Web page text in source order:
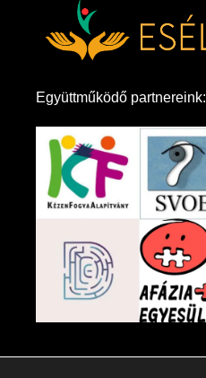
Együttműködő partnereink: